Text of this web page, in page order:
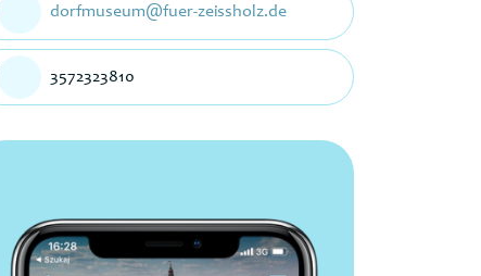
dorfmuseum@fuer-zeissholz.de
3572323810